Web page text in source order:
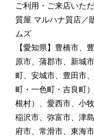
ご利用・ご来店いた
質屋 マルハナ質店／
ムズ
【愛知県】豊橋市、
原市、蒲郡市、新城
町、安城市、豊田市
町・一色町・吉良町
根村）、愛西市、小
稲沢市、弥富市、津
府市、常滑市、東海